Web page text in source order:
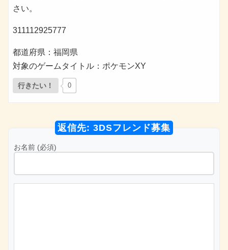
さい。
311112925777
都道府県：福岡県
対象のゲームタイトル：ポケモンXY
行きたい！ 0
返信先: 3DSフレンド募集
お名前 (必須)